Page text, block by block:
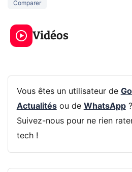
Comparer
Vidéos
3 écrans en 1 pour
319€ ? Voici L'AOC
CQ32G4ZA !
Vous êtes un utilisateur de
Actualitésou de WhatsApp?
Suivez-nous pour ne rien
tech !